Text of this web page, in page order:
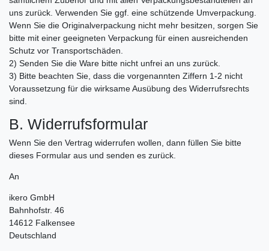
uns zurück. Verwenden Sie ggf. eine schützende Umverpackung.
Wenn Sie die Originalverpackung nicht mehr besitzen, sorgen Sie
bitte mit einer geeigneten Verpackung für einen ausreichenden
Schutz vor Transportschäden.
2) Senden Sie die Ware bitte nicht unfrei an uns zurück.
3) Bitte beachten Sie, dass die vorgenannten Ziffern 1-2 nicht
Voraussetzung für die wirksame Ausübung des Widerrufsrechts
sind.
B. Widerrufsformular
Wenn Sie den Vertrag widerrufen wollen, dann füllen Sie bitte
dieses Formular aus und senden es zurück.
An
ikero GmbH
Bahnhofstr. 46
14612 Falkensee
Deutschland